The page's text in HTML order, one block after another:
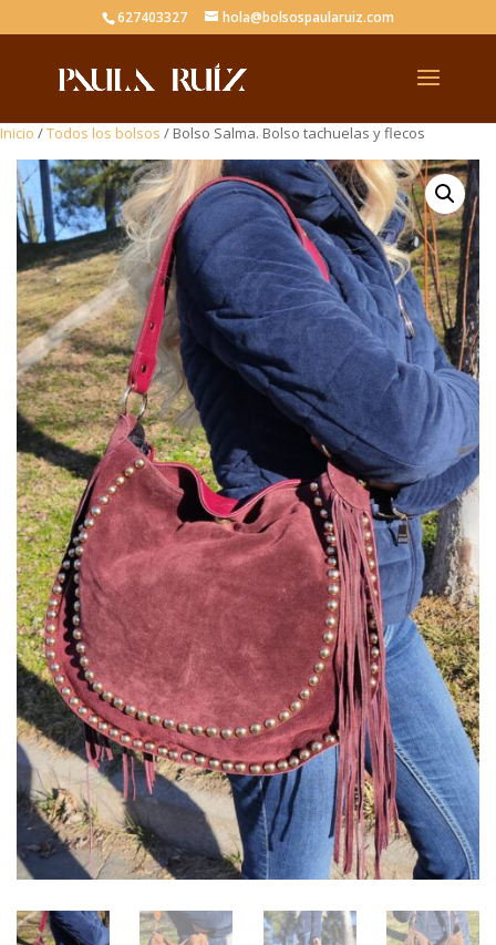
627403327 hola@bolsospaularuiz.com
Inicio /Todos los bolsos / Bolso Salma. Bolso tachuelas y flecos